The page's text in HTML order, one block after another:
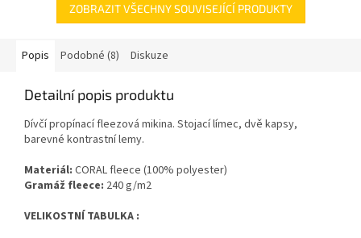
ZOBRAZIT VŠECHNY SOUVISEJÍCÍ PRODUKTY
Popis Podobné (8) Diskuze
Detailní popis produktu
Dívčí propínací fleezová mikina. Stojací límec, dvě kapsy,
barevné kontrastní lemy.
Materiál: CORAL fleece (100% polyester)
Gramáž fleece: 240 g/m2
VELIKOSTNÍ TABULKA :